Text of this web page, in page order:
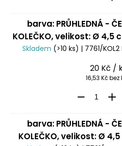
barva: PRŮHLEDNÁ -
KOLEČKO, velikost: Ø
Skladem (>10 ks) | 7761/KOL2
20 Kč /
16,53 Kč bez
barva: PRŮHLEDNÁ -
KOLEČKO, velikost: Ø